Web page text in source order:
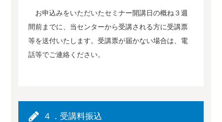
お申込みをいただいたセミナー開講日の概ね３週
間前までに、当センターから受講される方に受講票
等を送付いたします。受講票が届かない場合は、電
話等でご連絡ください。
４．受講料振込